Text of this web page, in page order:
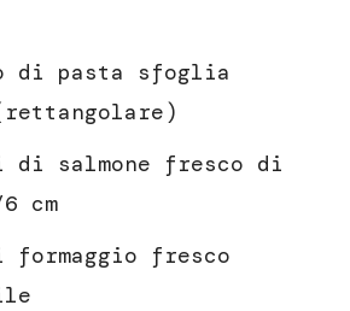
di pasta sfoglia
di salmone fresco di
cm
formaggio fresco